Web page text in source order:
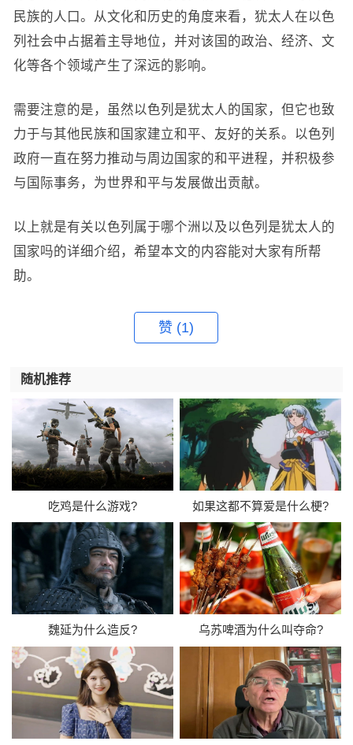
民族的人口。从文化和历史的角度来看，犹太人在以色
列社会中占据着主导地位，并对该国的政治、经济、文
化等各个领域产生了深远的影响。
需要注意的是，虽然以色列是犹太人的国家，但它也致
力于与其他民族和国家建立和平、友好的关系。以色列
政府一直在努力推动与周边国家的和平进程，并积极参
与国际事务，为世界和平与发展做出贡献。
以上就是有关以色列属于哪个洲以及以色列是犹太人的
国家吗的详细介绍，希望本文的内容能对大家有所帮
助。
赞 (1)
随机推荐
吃鸡是什么游戏? 如果这都不算爱是什么梗?
魏延为什么造反? 乌苏啤酒为什么叫夺命?